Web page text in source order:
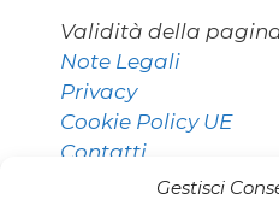
Gestisci
Validità della
Note Legali
Privacy
Cookie Policy UE
Contatti